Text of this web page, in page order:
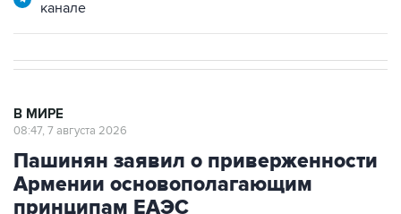
Пашинян заявил о приверженности
Армении основополагающим
принципам ЕАЭС
Однако на практике эти принципы реализуются